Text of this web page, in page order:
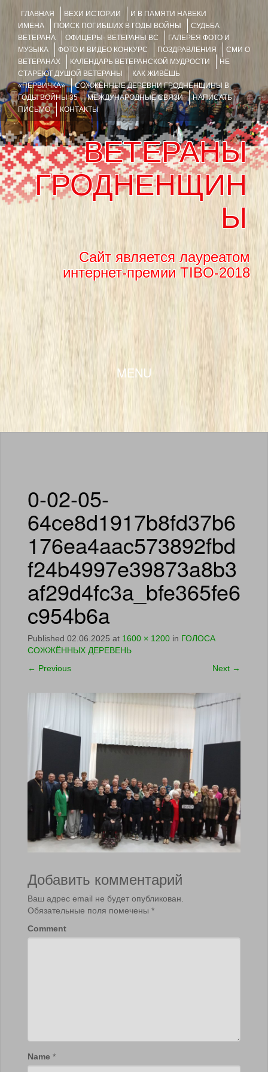
ГЛАВНАЯ ВЕХИ ИСТОРИИ
И В ПАМЯТИ НАВЕКИ
ИМЕНА
ПОИСК ПОГИБШИХ В ГОДЫ ВОЙНЫ
СУДЬБА
ВЕТЕРАНА
ОФИЦЕРЫ- ВЕТЕРАНЫ ВС
ГАЛЕРЕЯ ФОТО И
МУЗЫКА
ФОТО И ВИДЕО КОНКУРС ПОЗДРАВЛЕНИЯ
СМИ О
ВЕТЕРАНАХ
КАЛЕНДАРЬ ВЕТЕРАНСКОЙ МУДРОСТИ
НЕ
СТАРЕЮТ ДУШОЙ ВЕТЕРАНЫ
КАК ЖИВЁШЬ
«ПЕРВИЧКА»
СОЖЖЁННЫЕ ДЕРЕВНИ ГРОДНЕНЩИНЫ В
ГОДЫ ВОЙНЫ 35
МЕЖДУНАРОДНЫЕ СВЯЗИ
НАПИСАТЬ
ПИСЬМО
КОНТАКТЫ
ВЕТЕРАНЫ
ГРОДНЕНЩИН
Ы
Сайт является лауреатом
интернет-премии TIBO-2018
MENU
SKIP TO CONTENT
0-02-05-
64ce8d1917b8fd37b6
176ea4aac573892fbd
f24b4997e39873a8b3
af29d4fc3a_bfe365fe6
c954b6a
Published 02.06.2025 at 1600 × 1200 in ГОЛОСА
СОЖЖЁННЫХ ДЕРЕВЕНЬ
← Previous Next →
Добавить комментарий
Ваш адрес email не будет опубликован.
Обязательные поля помечены *
Comment
Name *